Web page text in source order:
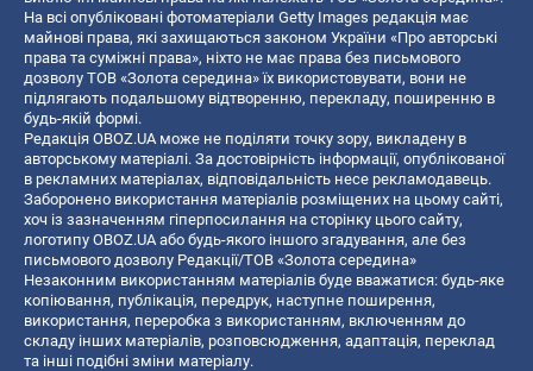
На всі опубліковані фотоматеріали Getty Images редакція має
майнові права, які захищаються законом України «Про авторські
права та суміжні права», ніхто не має права без письмового
дозволу ТОВ «Золота середина» їх використовувати, вони не
підлягають подальшому відтворенню, перекладу, поширенню в
будь-якій формі.
Редакція OBOZ.UA може не поділяти точку зору, викладену в
авторському матеріалі. За достовірність інформації, опублікованої
в рекламних матеріалах, відповідальність несе рекламодавець.
Заборонено використання матеріалів розміщених на цьому сайті,
хоч із зазначенням гіперпосилання на сторінку цього сайту,
логотипу OBOZ.UA або будь-якого іншого згадування, але без
письмового дозволу Редакції/ТОВ «Золота середина»
Незаконним використанням матеріалів буде вважатися: будь-яке
копiювання, публiкацiя, передрук, наступне поширення,
використання, переробка з використанням, включенням до
складу інших матеріалів, розповсюдження, адаптація, переклад
та інші подібні зміни матеріалу.